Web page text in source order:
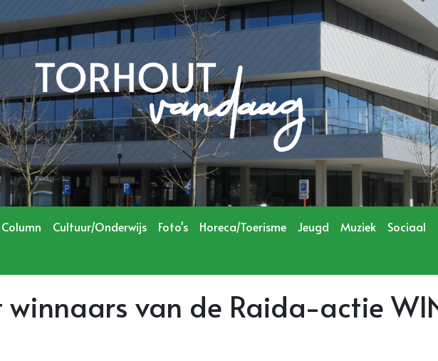
Column Cultuur/Onderwijs Foto's Horeca/Toerisme Jeugd Muziek Sociaal
van de Raida-actie WIN